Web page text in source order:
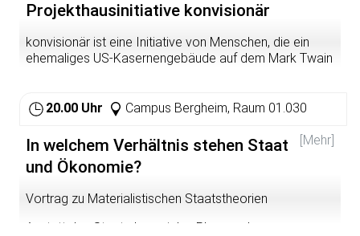
Projekthausinitiative konvisionär
konvisionär ist eine Initiative von Menschen, die ein
ehemaliges US-Kasernengebäude auf dem Mark Twain
Wir wollen gemeinschaftlich, ökologisch, solidarisch und
selbstverwaltet leben.
Neben Wohnraum soll das Haus verschiedene Projekte
eine offene Fahrradwerkstatt, einen Umsonstladen und
20.00 Uhr Campus Bergheim, Raum 01.030
[Mehr]
In welchem Verhältnis stehen Staat
und Ökonomie?
Vortrag zu Materialistischen Staatstheorien
Anstatt den Staat als sozialen Planer oder